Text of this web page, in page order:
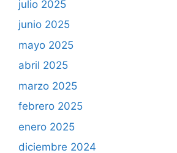
julio 2025
junio 2025
mayo 2025
abril 2025
marzo 2025
febrero 2025
enero 2025
diciembre 2024